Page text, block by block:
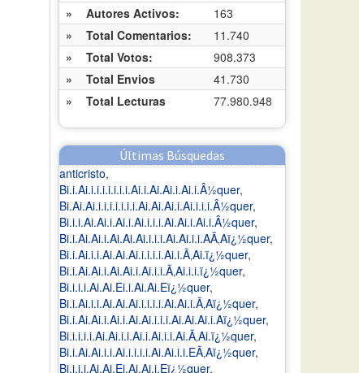
»
Autores Activos:
163
»
Total Comentarios:
11.740
»
Total Votos:
908.373
»
Total Envios
41.730
»
Total Lecturas 77.980.948
Últimas Búsquedas
anticristo,
Bi.i.Ai.i.i.i.i.i.i.i.Ai.i.Ai.Ai.i.Ai.i.Â½quer,
Bi.Ai.Ai.i.i.i.i.i.i.i.Ai.Ai.Ai.i.Ai.i.i.i.Â½quer,
Bi.i.i.Ai.Ai.i.Ai.i.Ai.i.i.i.Ai.Ai.i.Ai.i.Â½quer,
Bi.i.Ai.Ai.i.Ai.Ai.Ai.i.i.i.Ai.Ai.i.i.AÃ‚Aï¿½quer,
Bi.i.Ai.i.i.Ai.Ai.Ai.i.i.i.i.Ai.i.Ã‚Ai.ï¿½quer,
Bi.i.Ai.Ai.i.Ai.Ai.i.Ai.i.i.Ã‚Ai.i.i.ï¿½quer,
Bi.i.i.i.Ai.Ai.Ei.i.Ai.Ai.Eï¿½quer,
Bi.i.Ai.i.i.Ai.Ai.Ai.i.i.i.i.Ai.Ai.i.Ã‚Aï¿½quer,
Bi.i.Ai.Ai.i.Ai.i.Ai.Ai.i.i.i.Ai.Ai.Ai.i.Aï¿½quer,
Bi.i.i.i.i.Ai.Ai.i.i.Ai.i.Ai.i.i.Ai.Ã‚Ai.ï¿½quer,
Bi.i.Ai.Ai.i.i.Ai.i.i.i.i.Ai.Ai.i.i.EÃ‚Aï¿½quer,
Bi.i.i.i.Ai.Ai.Ei.Ai.Ai.i.Eï¿½quer,